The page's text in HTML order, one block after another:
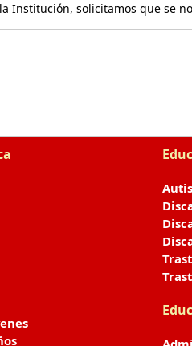
Institución, solicitamos que se